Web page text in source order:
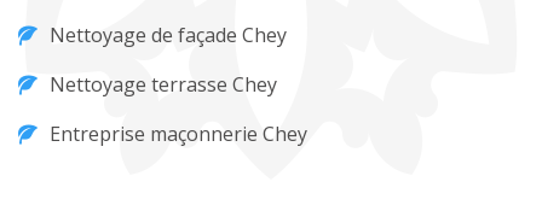
Nettoyage de façade Chey
Nettoyage terrasse Chey
Entreprise maçonnerie Chey